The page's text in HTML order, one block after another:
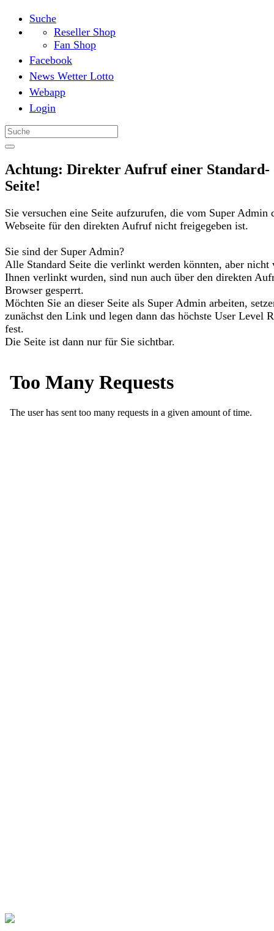
Suche
Reseller Shop
Fan Shop
Facebook
News Wetter Lotto
Webapp
Login
Achtung: Direkter Aufruf einer Standard-
Seite!
Sie versuchen eine Seite aufzurufen, die vom Super Admin
Webseite für den direkten Aufruf nicht freigegeben ist.
Sie sind der Super Admin?
Alle Standard Seite die verlinkt werden könnten, aber nicht
Ihnen verlinkt wurden, sind nun auch über den direkten
Browser gesperrt.
Möchten Sie an dieser Seite als Super Admin arbeiten,
zunächst den Link und legen dann das höchste User Level
fest.
Die Seite ist dann nur für Sie sichtbar.